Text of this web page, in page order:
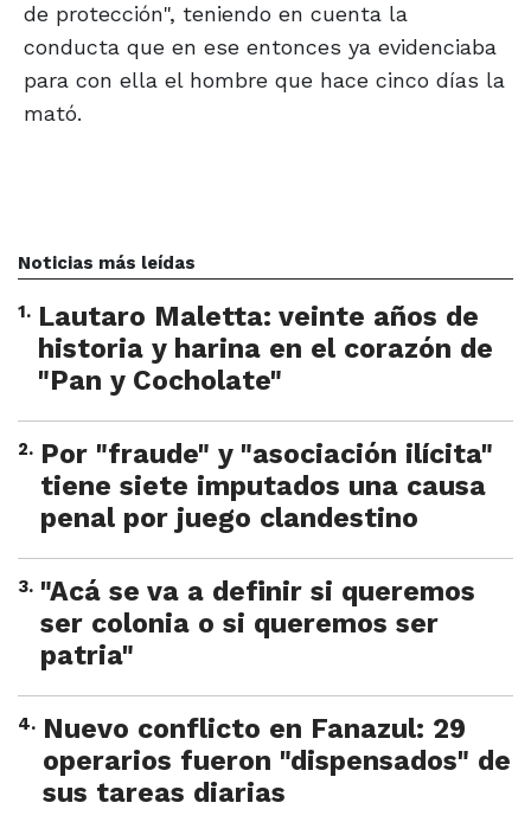
de protección", teniendo en cuenta la
conducta que en ese entonces ya evidenciaba
para con ella el hombre que hace cinco días la
mató.
Noticias más leídas
1. Lautaro Maletta: veinte años de
historia y harina en el corazón de
"Pan y Cocholate"
2. Por "fraude" y "asociación ilícita"
tiene siete imputados una causa
penal por juego clandestino
3. "Acá se va a definir si queremos
ser colonia o si queremos ser
patria"
4. Nuevo conflicto en Fanazul: 29
operarios fueron "dispensados" de
sus tareas diarias